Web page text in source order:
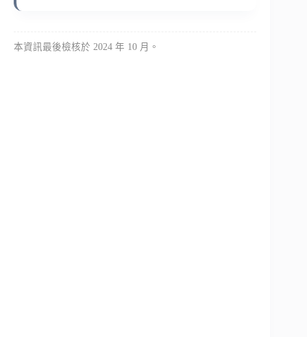
本資訊最後檢核於 2024 年 10 月。